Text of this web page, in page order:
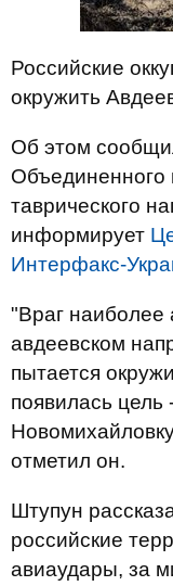
Российские
окружить
Об этом
Объединенного
таврического
информирует
Интерфакс-
"Враг наиболее
авдеевском
пытается
появилась цель
отметил он.
Штупун
российские
авиаудары, за